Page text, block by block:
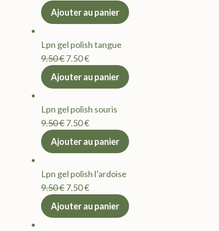
prix
9.50 €.
actuel
7.50 €.
Ajouter au panier
Lpn gel polish tangue
9.50€Le
prix
9.50 €.
7.50€Le
actuel
7.50 €.
Ajouter au panier
Lpn gel polish souris
9.50€Le
prix
9.50 €.
7.50€Le
actuel
7.50 €.
Ajouter au panier
Lpn gel polish l’ardoise
9.50€Le
prix
7.50€Le
actuel
Ajouter au panier